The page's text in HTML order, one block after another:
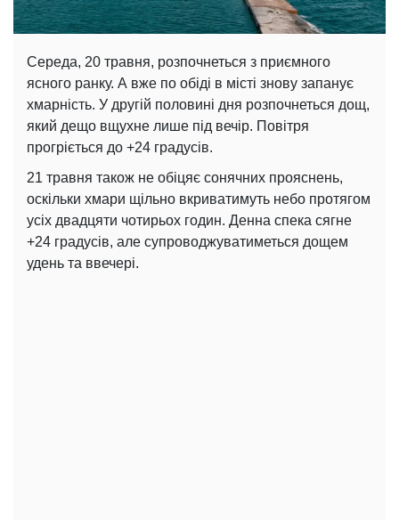
Середа, 20 травня, розпочнеться з приємного
ясного ранку. А вже по обіді в місті знову запанує
хмарність. У другій половині дня розпочнеться дощ,
який дещо вщухне лише під вечір. Повітря
прогріється до +24 градусів.
21 травня також не обіцяє сонячних прояснень,
оскільки хмари щільно вкриватимуть небо протягом
усіх двадцяти чотирьох годин. Денна спека сягне
+24 градусів, але супроводжуватиметься дощем
удень та ввечері.